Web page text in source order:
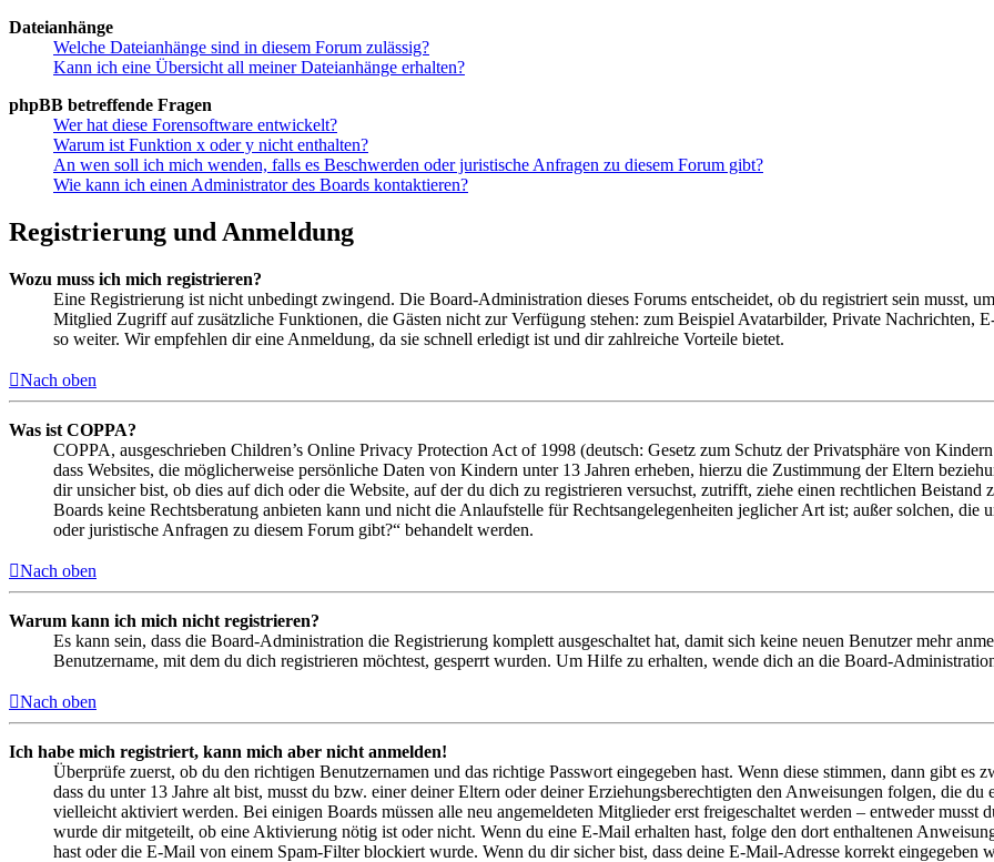
Dateianhänge
Welche Dateianhänge sind in diesem Forum zulässig?
Kann ich eine Übersicht all meiner Dateianhänge erhalten?
phpBB betreffende Fragen
Wer hat diese Forensoftware entwickelt?
Warum ist Funktion x oder y nicht enthalten?
An wen soll ich mich wenden, falls es Beschwerden oder juristische Anfragen zu diesem Forum gibt?
Wie kann ich einen Administrator des Boards kontaktieren?
Registrierung und Anmeldung
Wozu muss ich mich registrieren?
Eine Registrierung ist nicht unbedingt zwingend. Die Board-Administration dieses Forums entscheidet, ob du registriert sein musst,
Mitglied Zugriff auf zusätzliche Funktionen, die Gästen nicht zur Verfügung stehen: zum Beispiel Avatarbilder, Private Nachrichten,
so weiter. Wir empfehlen dir eine Anmeldung, da sie schnell erledigt ist und dir zahlreiche Vorteile bietet.
Nach oben
Was ist COPPA?
COPPA, ausgeschrieben Children’s Online Privacy Protection Act of 1998 (deutsch: Gesetz zum Schutz der Privatsphäre von
dass Websites, die möglicherweise persönliche Daten von Kindern unter 13 Jahren erheben, hierzu die Zustimmung der Eltern
dir unsicher bist, ob dies auf dich oder die Website, auf der du dich zu registrieren versuchst, zutrifft, ziehe einen rechtlichen
Boards keine Rechtsberatung anbieten kann und nicht die Anlaufstelle für Rechtsangelegenheiten jeglicher Art ist; außer solchen,
oder juristische Anfragen zu diesem Forum gibt?“ behandelt werden.
Nach oben
Warum kann ich mich nicht registrieren?
Es kann sein, dass die Board-Administration die Registrierung komplett ausgeschaltet hat, damit sich keine neuen Benutzer mehr
Benutzername, mit dem du dich registrieren möchtest, gesperrt wurden. Um Hilfe zu erhalten, wende dich an die Board-
Nach oben
Ich habe mich registriert, kann mich aber nicht anmelden!
Überprüfe zuerst, ob du den richtigen Benutzernamen und das richtige Passwort eingegeben hast. Wenn diese stimmen, dann gibt es
dass du unter 13 Jahre alt bist, musst du bzw. einer deiner Eltern oder deiner Erziehungsberechtigten den Anweisungen folgen, die
vielleicht aktiviert werden. Bei einigen Boards müssen alle neu angemeldeten Mitglieder erst freigeschaltet werden – entweder musst
wurde dir mitgeteilt, ob eine Aktivierung nötig ist oder nicht. Wenn du eine E-Mail erhalten hast, folge den dort enthaltenen
hast oder die E-Mail von einem Spam-Filter blockiert wurde. Wenn du dir sicher bist, dass deine E-Mail-Adresse korrekt eingegeben